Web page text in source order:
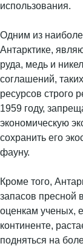
использования.
Одним из
Антарктике,
руда, медь и
соглашений,
ресурсов строго
1959 году,
экономическую
сохранить его
фауну.
Кроме того,
запасов пресной
оценкам ученых,
континенте,
подняться на